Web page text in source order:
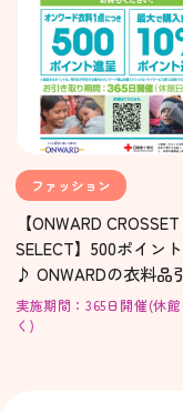
ファッション
【ONWARD CROSSET
SELECT】500ポイン
♪ ONWARDの衣料品
りキャンペーン
実施期間：365日開催(休
く)